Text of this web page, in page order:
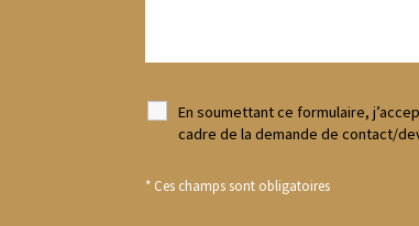
En soumettant ce formulaire,
cadre de la demande de contact/
* Ces champs sont obligatoires